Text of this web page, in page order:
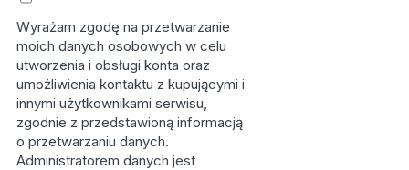
Wyrażam zgodę na przetwarzanie
moich danych osobowych w celu
utworzenia i obsługi konta oraz
umożliwienia kontaktu z kupującymi i
innymi użytkownikami serwisu,
zgodnie z przedstawioną informacją
o przetwarzaniu danych.
Administratorem danych jest